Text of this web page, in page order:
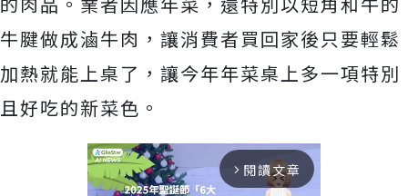
牛腱做成滷牛肉，讓消費者買回家後只要輕鬆
加熱就能上桌了，讓今年年菜桌上多一項特別
且好吃的新菜色。
arrow_forward_ios 閱讀文章